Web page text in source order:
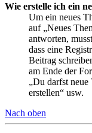
Wie erstelle ich ein
Um ein neues
auf „Neues
antworten,
dass eine
Beitrag
am Ende der
„Du darfst neue
erstellen“ usw.
Nach oben